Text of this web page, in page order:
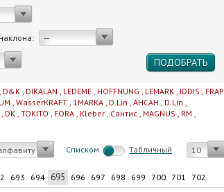
--
, D&K , DIKALAN , LEDEME , HOFFNUNG , LEMARK , IDDIS , FRAP
, WasserKRAFT , 1MARKA , D.Lin , AHCAH , D.Lin ,
, DK , TOKITO , FORA , Kleber , Сантис , MAGNUS , RM ,
Cписком Табличный 10
693 694 695 696 697 698 699 700 701
702